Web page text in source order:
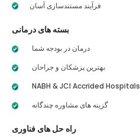
فرآیند مستندسازی آسان
بسته های درمانی
درمان در بودجه شما
بهترین پزشکان و جراحان
NABH & JCI Accrided Hospitals
گزینه های مشاوره چندگانه
راه حل های فناوری